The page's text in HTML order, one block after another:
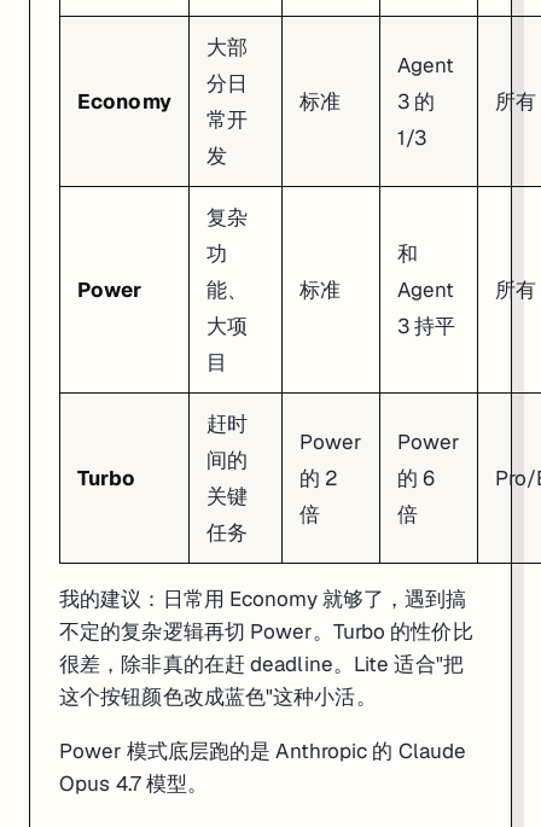
PostgreSQL 数据库
跟 Agent 说"加个数据库"，它会在大约 15 秒内自动：
创建一个 PostgreSQL 实例（10GB 免费存储，1 CPU，4GB 内
写好数据访问代码（通常用 Drizzle ORM）
可以直接在浏览器里可视化查看和编辑数据库
-- Agent 自动生成的 schema 示例（Drizzle ORM）
-- 你不需要手写这些，Agent 会根据你的描述自动创建
  title VARCHAR(255) NOT NULL,
  created_at TIMESTAMP DEFAULT NOW()
2025 年 12 月起，所有新数据库都跑在 Replit 自建的基础设施上（之
Replit Auth：一句话加登录
跟 Agent 说"加上用户登录功能"，它会自动配好 Replit Auth。用户点
底层用的是 Firebase + Google Cloud Identity Platform + reCAPTCHA
限制：目前只能通过 Agent 来配置 Replit Auth，没有手动配置的入口。
这是 Replit Agent 最实用的保险机制。Agent 每完成一个阶段的任务
Economy
大部
分日
常开
发
标准
Agent
3 的
1/3
所有
Power
复杂
功
能、
大项
目
标准
和
Agent
3 持平
所有
Turbo
赶时
间的
关键
任务
Power
的 2
倍
Power
的 6
倍
Pro/
我的建议：日常用 Economy 就够了，遇到搞
不定的复杂逻辑再切 Power。Turbo 的性价比
很差，除非真的在赶 deadline。Lite 适合"把
这个按钮颜色改成蓝色"这种小活。
Power 模式底层跑的是 Anthropic 的 Claude
Opus 4.7 模型。